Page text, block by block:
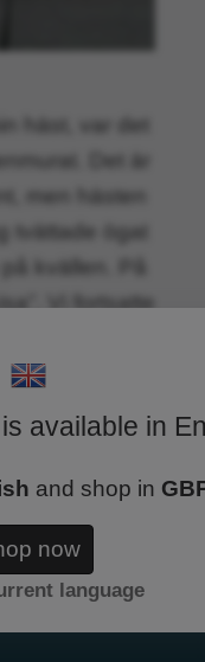
häst, var det
Det är
men hästen
tvättade ögat
kvällen. På
Vi fortsatte
och på tre
blandade ut
jag tvättade.
available in
and shop in
now
language